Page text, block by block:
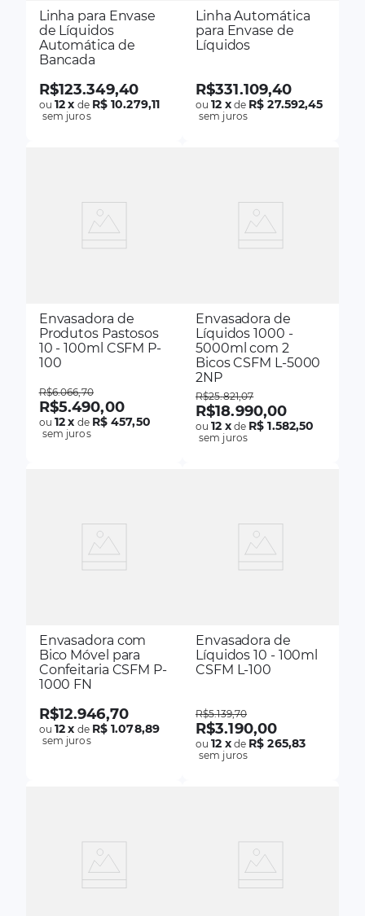
Linha para Envase
de Líquidos
Automática de
Bancada
R$123.349,40
ou12x de R$ 10.279,11
sem juros
Linha Automática
para Envase de
Líquidos
R$331.109,40
ou12 xde R$ 27.592,45
sem juros
Envasadora de
Produtos Pastosos
10 - 100ml CSFM P-
100
R$6.066,70
R$5.490,00
ou12x de R$ 457,50
sem juros
Envasadora de
Líquidos 1000 -
5000ml com 2
Bicos CSFM L-5000
2NP
R$25.821,07
R$18.990,00
ou12 xde R$ 1.582,50
sem juros
Envasadora com
Bico Móvel para
Confeitaria CSFM P-
1000 FN
R$12.946,70
ou12x de R$ 1.078,89
sem juros
Envasadora de
Líquidos 10 - 100ml
CSFM L-100
R$5.139,70
R$3.190,00
ou12 xde R$ 265,83
sem juros